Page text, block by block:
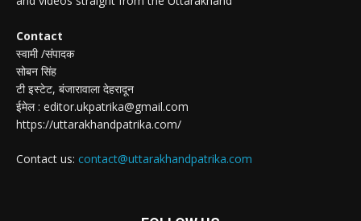
Contact
स्वामी /संपादक
सोबन सिंह
टी इस्टेट, बंजारावाला देहरादून
ईमेल : editor.ukpatrika@gmail.com
https://uttarakhandpatrika.com/
Contact us: contact@uttarakhandpatrika.com